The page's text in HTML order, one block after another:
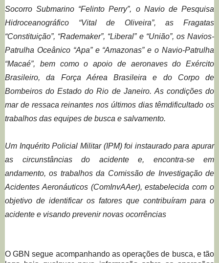
Socorro Submarino “Felinto Perry”, o Navio de Pesquisa
Hidroceanográfico “Vital de Oliveira”, as Fragatas
“Constituição”, “Rademaker”, “Liberal”e “União”, os Navios-
Patrulha Oceânico “Apa” e “Amazonas”e oNavio-Patrulha
“Macaé”, bem como o apoio de aeronaves do Exército
Brasileiro, da Força Aérea Brasileira e do Corpo de
Bombeiros doEstado doRio de Janeiro. As condições do
mar de ressacareinantes nos últimos diastêmdificultado os
trabalhos das equipes de busca e salvamento.
Um Inquérito Policial Militar (IPM)foi instauradopara apurar
as circunstâncias do acidentee, encontra-se em
andamento, os trabalhos da Comissão de Investigação de
Acidentes Aeronáuticos (ComInvAAer),estabelecida com o
objetivo de identificar os fatores que contribuíram para o
acidente e visando prevenirnovas ocorrências
O GBN segue acompanhando as operações de busca, e tão